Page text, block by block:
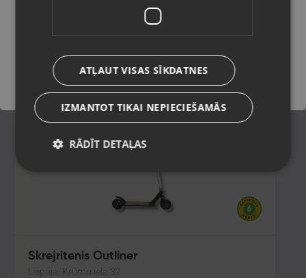
Stāvoklis Lietots (Garantija 6 mēneši)
20.00€
Skrejritenis Outliner
Liepāja, Krūmu iela 32
Saglabāt
ATĻAUT VISAS SĪKDATNES
IZMANTOT TIKAI NEPIECIEŠAMĀS
RĀDĪT DETAĻAS